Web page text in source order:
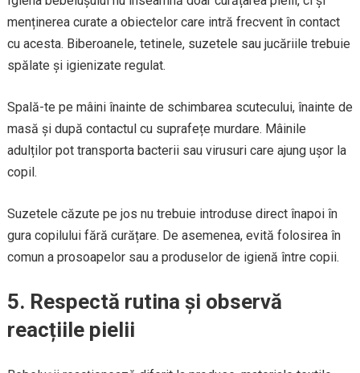
menținerea curate a obiectelor care intră frecvent în contact
cu acesta. Biberoanele, tetinele, suzetele sau jucăriile trebuie
spălate și igienizate regulat.
Spală-te pe mâini înainte de schimbarea scutecului, înainte de
masă și după contactul cu suprafețe murdare. Mâinile
adulților pot transporta bacterii sau virusuri care ajung ușor la
copil.
Suzetele căzute pe jos nu trebuie introduse direct înapoi în
gura copilului fără curățare. De asemenea, evită folosirea în
comun a prosoapelor sau a produselor de igienă între copii.
5. Respectă rutina și observă
reacțiile pielii